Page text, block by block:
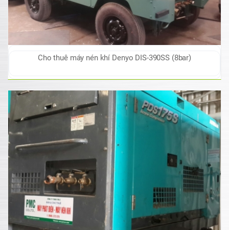
Cho thuê máy nén khí Denyo DIS-390SS (8bar)